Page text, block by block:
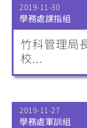
2019-11-30
學務處課指組
竹科管理局
校...
2019-11-27
學務處軍訓組